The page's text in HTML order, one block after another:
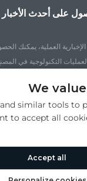
على أحدث
العملية، يمكنك
التكنولوجية في
للصب الدقيق
We
similar tools to
to accept all
Accept all